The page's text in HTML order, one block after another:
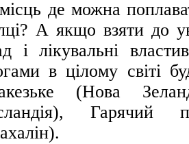
де можна
А якщо взяти до
і лікувальні
в цілому світі
(Нова
Гарячий